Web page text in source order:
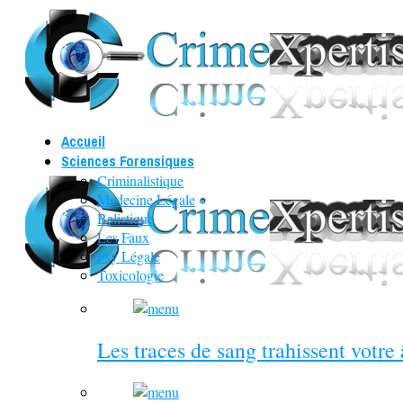
Accueil
Sciences Forensiques
Criminalistique
Médecine Légale
Balistique
Les Faux
Psy Légale
Toxicologie
Les traces de sang trahissent votre